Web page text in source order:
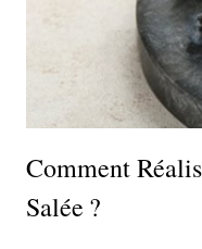
Comment
Salée ?